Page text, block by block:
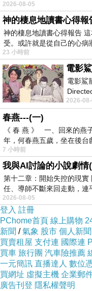
2026-08-05
神的棲息地讀書心得報
神的棲息地讀書心得報告
受。或許就是從自己的心病
23 小時前
電影鯊
2026-
春燕---(一)
《 春 燕 》 一、回來的燕
年，何春燕五歲，坐在後
7 小時前
我與AI討論的小說劇情
第十二章：開始失控的現
任、導師不斷來回走動，連
2026-08-05
登入 註冊
PChome首頁 線上購物
新聞 /氣象 股市 個人新
買賣租屋 支付連 國際連
買車 旅行團 汽車險推薦
一元簡訊 直播達人 數位
買網址 虛擬主機 企業郵
廣告刊登 隱私權聲明